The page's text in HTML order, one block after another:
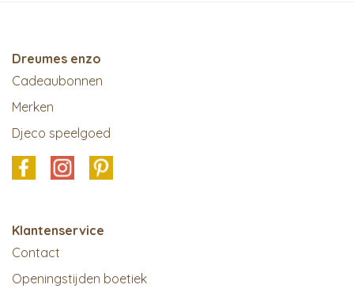
Dreumes enzo
Cadeaubonnen
Merken
Djeco speelgoed
Klantenservice
Contact
Openingstijden boetiek